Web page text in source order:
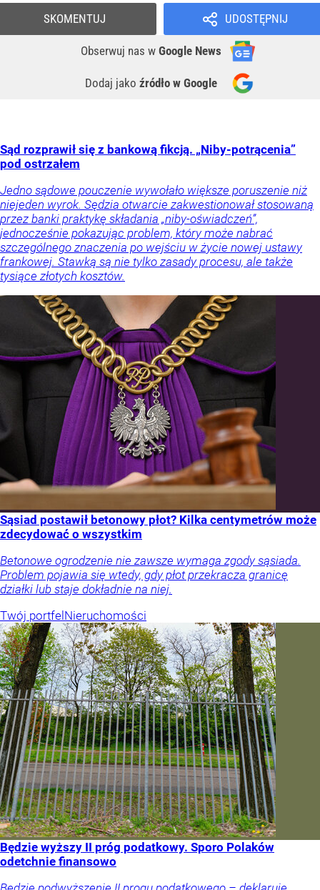
UDOSTĘPNIJ
Obserwuj nas w Google News
Dodaj jako źródło w Google
SKOMENTUJ
Sąd rozprawił się z bankową fikcją. „Niby-potrącenia”
pod ostrzałem
Jedno sądowe pouczenie wywołało większe poruszenie niż
niejeden wyrok. Sędzia otwarcie zakwestionował stosowaną
przez banki praktykę składania „niby-oświadczeń”,
jednocześnie pokazując problem, który może nabrać
szczególnego znaczenia po wejściu w życie nowej ustawy
frankowej. Stawką są nie tylko zasady procesu, ale także
tysiące złotych kosztów.
Sąsiad postawił betonowy płot? Kilka centymetrów może
zdecydować o wszystkim
Betonowe ogrodzenie nie zawsze wymaga zgody sąsiada.
Problem pojawia się wtedy, gdy płot przekracza granicę
działki lub staje dokładnie na niej.
Twój portfelNieruchomości
Będzie wyższy II próg podatkowy. Sporo Polaków
odetchnie finansowo